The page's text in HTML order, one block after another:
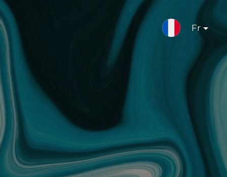
Fr